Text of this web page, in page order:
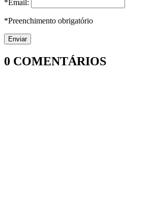
*Email:
*Preenchimento obrigatório
0 COMENTÁRIOS